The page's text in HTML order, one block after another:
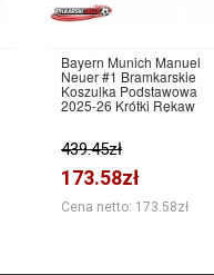
Bayern Munich Manuel
Neuer #1 Bramkarskie
Koszulka Podstawowa
2025-26 Krótki Rękaw
439.45zł
173.58zł
Cena netto: 173.58zł